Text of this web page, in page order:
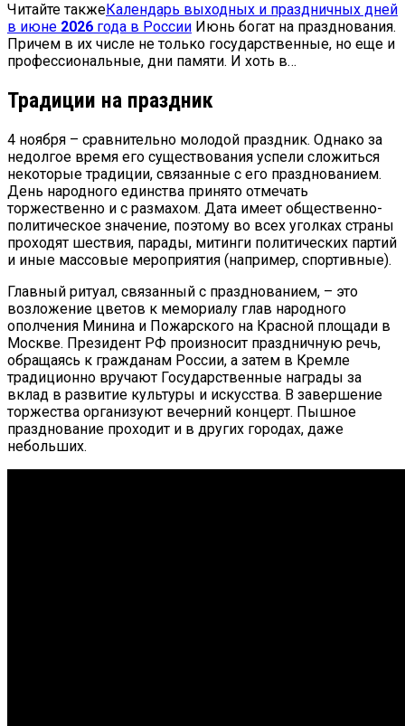
Читайте такжеКалендарь выходных и праздничных дней
в июне 2026 года в России Июнь богат на празднования.
Причем в их числе не только государственные, но еще и
профессиональные, дни памяти. И хоть в…
Традиции на праздник
4 ноября – сравнительно молодой праздник. Однако за
недолгое время его существования успели сложиться
некоторые традиции, связанные с его празднованием.
День народного единства принято отмечать
торжественно и с размахом. Дата имеет общественно-
политическое значение, поэтому во всех уголках страны
проходят шествия, парады, митинги политических партий
и иные массовые мероприятия (например, спортивные).
Главный ритуал, связанный с празднованием, – это
возложение цветов к мемориалу глав народного
ополчения Минина и Пожарского на Красной площади в
Москве. Президент РФ произносит праздничную речь,
обращаясь к гражданам России, а затем в Кремле
традиционно вручают Государственные награды за
вклад в развитие культуры и искусства. В завершение
торжества организуют вечерний концерт. Пышное
празднование проходит и в других городах, даже
небольших.